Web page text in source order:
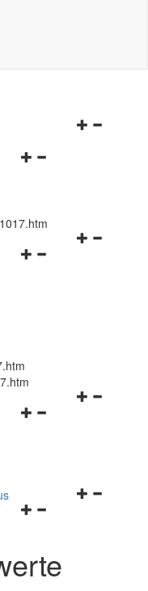
Navigationsmenü
Navigationsmenü
Navigationsmenü
Navigationsmenü
schließen